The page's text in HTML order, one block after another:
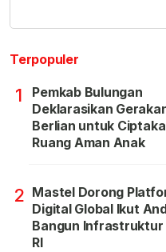
Terpopuler
1
Pemkab Bulungan
Deklarasikan
Berlian untuk
Ruang Aman Anak
2 Mastel Dorong
Digital Global Ikut
Bangun Infrastruktur
RI